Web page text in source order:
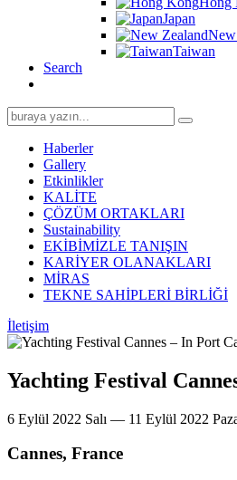
Japan
New
Taiwan
Search
Search
for:
Haberler
Gallery
Etkinlikler
KALİTE
ÇÖZÜM ORTAKLARI
Sustainability
EKİBİMİZLE TANIŞIN
KARİYER OLANAKLARI
MİRAS
TEKNE SAHİPLERİ BİRLİĞİ
İletişim
Yachting Festival
6 Eylül 2022 Salı — 11 Eylül 2022
Cannes, France